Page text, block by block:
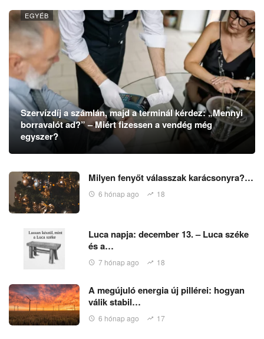
EGYÉB
Szervízdíj a számlán, majd a terminál kérdez: „Mennyi
borravalót ad?” – Miért fizessen a vendég még
egyszer?
Milyen fenyőt válasszak karácsonyra?…
6 hónap ago 18
Luca napja: december 13. – Luca széke
és a…
7 hónap ago 18
A megújuló energia új pillérei: hogyan
válik stabil…
6 hónap ago 17